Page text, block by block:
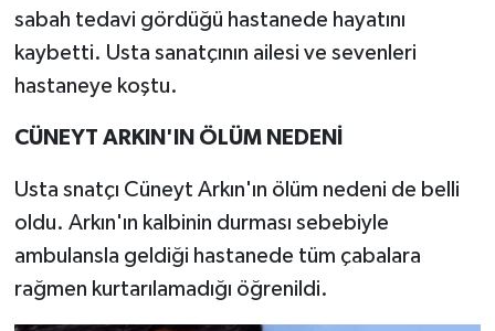
sabah tedavi gördüğü hastanede hayatını
kaybetti. Usta sanatçının ailesi ve sevenleri
hastaneye koştu.
CÜNEYT ARKIN'IN ÖLÜM NEDENİ
Usta snatçı Cüneyt Arkın'ın ölüm nedeni de belli
oldu. Arkın'ın kalbinin durması sebebiyle
ambulansla geldiği hastanede tüm çabalara
rağmen kurtarılamadığı öğrenildi.
SİVİL TOPLUM
SEÇİM 2014
KİM KİMDİR
ÇEK GÖNDER
KİTAP